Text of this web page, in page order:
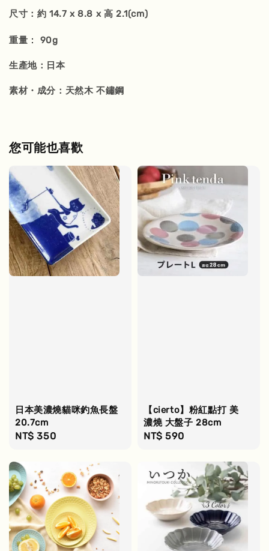
尺寸：約 14.7 x 8.8 x 高 2.1(cm)
重量 ： 90g
生產地：日本
素材・成分：天然木 不鏽鋼
您可能也喜歡
日本美濃燒貓咪釣魚長盤
20.7cm
Regular
NT$ 350
【cierto】粉紅點打 美
濃燒 大盤子 28cm
Regular
NT$ 590